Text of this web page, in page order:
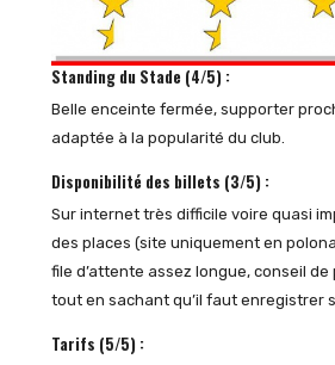
Standing du Stade (4/5) :
Belle enceinte fermée, supporter
adaptée à la popularité du club.
Disponibilité des billets (3/5) :
Sur internet très difficile voire quasi
des places (site uniquement en
file d’attente assez longue, conseil de
tout en sachant qu’il faut enregistrer
Tarifs (5/5) :